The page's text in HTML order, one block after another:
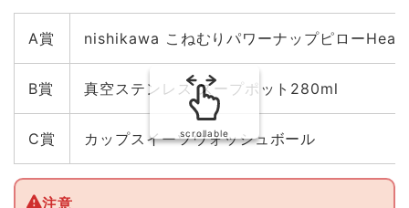
A賞 nishikawa こねむりパワーナップピローHeart
B賞 真空ステンレス スープポット280ml
C賞 カップスイーツウォッシュボール
scrollable